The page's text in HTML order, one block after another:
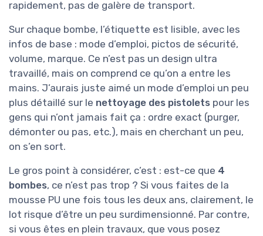
rapidement, pas de galère de transport.
Sur chaque bombe, l’étiquette est lisible, avec les
infos de base : mode d’emploi, pictos de sécurité,
volume, marque. Ce n’est pas un design ultra
travaillé, mais on comprend ce qu’on a entre les
mains. J’aurais juste aimé un mode d’emploi un peu
plus détaillé sur le nettoyage des pistolets pour les
gens qui n’ont jamais fait ça : ordre exact (purger,
démonter ou pas, etc.), mais en cherchant un peu,
on s’en sort.
Le gros point à considérer, c’est : est-ce que 4
bombes, ce n’est pas trop ? Si vous faites de la
mousse PU une fois tous les deux ans, clairement, le
lot risque d’être un peu surdimensionné. Par contre,
si vous êtes en plein travaux, que vous posez